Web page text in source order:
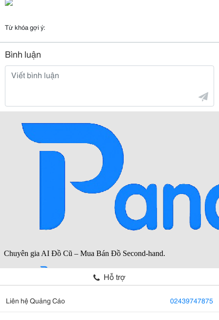
Từ khóa gợi ý:
Bình luận
Hỗ trợ
Liên hệ Quảng Cáo 02439747875